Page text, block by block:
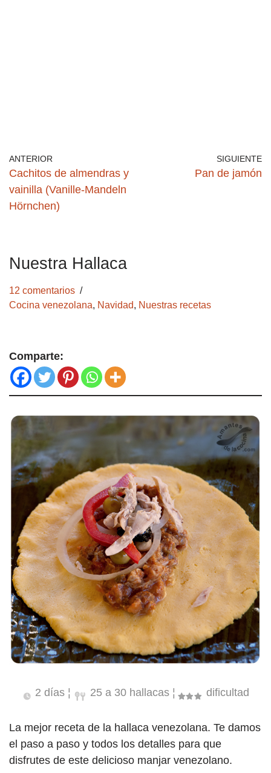
ANTERIOR
Cachitos de almendras y
vainilla (Vanille-Mandeln
Hörnchen)
SIGUIENTE
Pan de jamón
Nuestra Hallaca
12 comentarios
Cocina venezolana, Navidad, Nuestras recetas
Comparte:
2 días ¦ 25 a 30 hallacas ¦ dificultad
La mejor receta de la hallaca venezolana. Te damos
el paso a paso y todos los detalles para que
disfrutes de este delicioso manjar venezolano.